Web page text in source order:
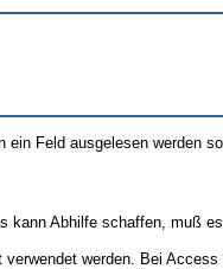
Feld ausgelesen werden
kann Abhilfe schaffen, muß
werden. Bei